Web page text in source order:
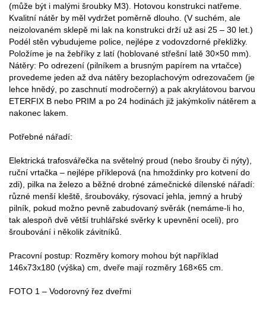
(může být i malými šroubky M3). Hotovou konstrukci natřeme.
Kvalitní nátěr by měl vydržet poměrně dlouho. (V suchém, ale
neizolovaném sklepě mi lak na konstrukci drží už asi 25 – 30 let.)
Podél stěn vybudujeme police, nejlépe z vodovzdorné překližky.
Položíme je na žebříky z latí (hoblované střešní latě 30×50 mm).
Nátěry: Po odrezení (pilníkem a brusným papírem na vrtačce)
provedeme jeden až dva nátěry bezoplachovým odrezovačem (je
lehce hnědý, po zaschnutí modročerný) a pak akrylátovou barvou
ETERFIX B nebo PRIM a po 24 hodinách již jakýmkoliv nátěrem a
nakonec lakem.
Potřebné nářadí:
Elektrická trafosvářečka na světelný proud (nebo šrouby či nýty),
ruční vrtačka – nejlépe příklepová (na hmoždinky pro kotvení do
zdi), pilka na železo a běžné drobné zámečnické dílenské nářadí:
různé menší kleště, šroubováky, rýsovací jehla, jemný a hrubý
pilník, pokud možno pevně zabudovaný svěrák (nemáme-li ho,
tak alespoň dvě větší truhlářské svěrky k upevnění oceli), pro
šroubování i několik závitníků.
Pracovní postup: Rozměry komory mohou být například
146x73x180 (výška) cm, dveře mají rozměry 168×65 cm.
FOTO 1 – Vodorovný řez dveřmi